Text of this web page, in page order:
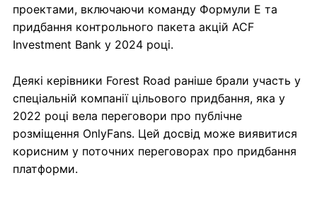
проектами, включаючи команду Формули E та
придбання контрольного пакета акцій ACF
Investment Bank у 2024 році.
Деякі керівники Forest Road раніше брали участь у
спеціальній компанії цільового придбання, яка у
2022 році вела переговори про публічне
розміщення OnlyFans. Цей досвід може виявитися
корисним у поточних переговорах про придбання
платформи.